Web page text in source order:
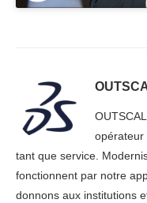
opérateur
tant que service.
fonctionnent par notre
donnons aux institutions